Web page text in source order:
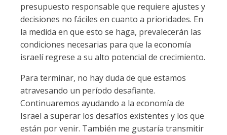
presupuesto responsable que requiere ajustes y
decisiones no fáciles en cuanto a prioridades. En
la medida en que esto se haga, prevalecerán las
condiciones necesarias para que la economía
israelí regrese a su alto potencial de crecimiento.
Para terminar, no hay duda de que estamos
atravesando un período desafiante.
Continuaremos ayudando a la economía de
Israel a superar los desafíos existentes y los que
están por venir. También me gustaría transmitir